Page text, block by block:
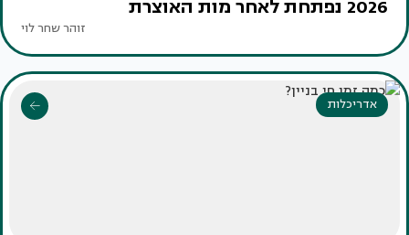
2026 נפתחת לאחר מות האוצרת
זוהר שחר לוי
אדריכלות